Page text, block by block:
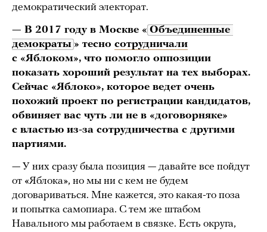
демократический электорат.
— В 2017 году в Москве « Объединенные
демократы » тесно сотрудничали
с «Яблоком», что помогло оппозиции
показать хороший результат на тех выборах.
Сейчас «Яблоко», которое ведет очень
похожий проект по регистрации кандидатов,
обвиняет вас чуть ли не в «договорняке»
с властью из-за сотрудничества с другими
партиями.
— У них сразу была позиция — давайте все пойдут
от «Яблока», но мы ни с кем не будем
договариваться. Мне кажется, это какая-то поза
и попытка самопиара. С тем же штабом
Навального мы работаем в связке. Есть округа,